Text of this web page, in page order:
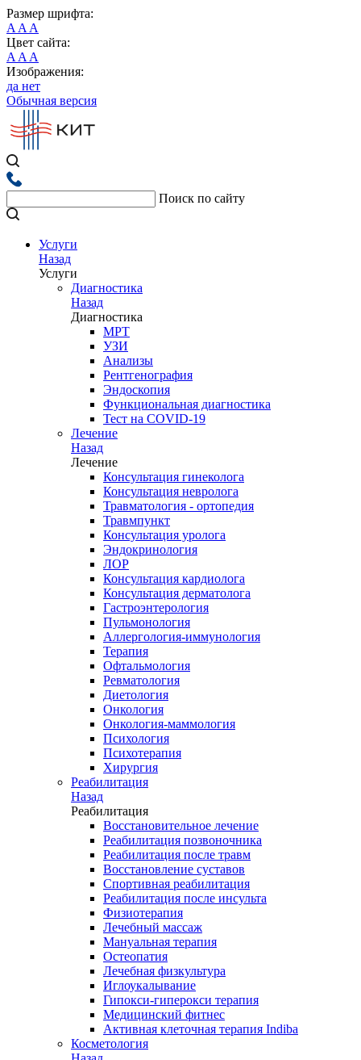
Размер шрифта:
A A A
Цвет сайта:
A A A
Изображения:
да нет
Обычная версия
Поиск по сайту
Услуги
Назад
Услуги
Диагностика
Назад
Диагностика
МРТ
УЗИ
Анализы
Рентгенография
Эндоскопия
Функциональная диагностика
Тест на COVID-19
Лечение
Назад
Лечение
Консультация гинеколога
Консультация невролога
Травматология - ортопедия
Травмпункт
Консультация уролога
Эндокринология
ЛОР
Консультация кардиолога
Консультация дерматолога
Гастроэнтерология
Пульмонология
Аллергология-иммунология
Терапия
Офтальмология
Ревматология
Диетология
Онкология
Онкология-маммология
Психология
Психотерапия
Хирургия
Реабилитация
Назад
Реабилитация
Восстановительное лечение
Реабилитация позвоночника
Реабилитация после травм
Восстановление суставов
Спортивная реабилитация
Реабилитация после инсульта
Физиотерапия
Лечебный массаж
Мануальная терапия
Остеопатия
Лечебная физкультура
Иглоукалывание
Гипокси-гиперокси терапия
Медицинский фитнес
Активная клеточная терапия Indiba
Косметология